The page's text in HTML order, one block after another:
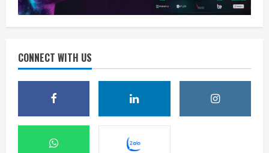
CONNECT WITH US